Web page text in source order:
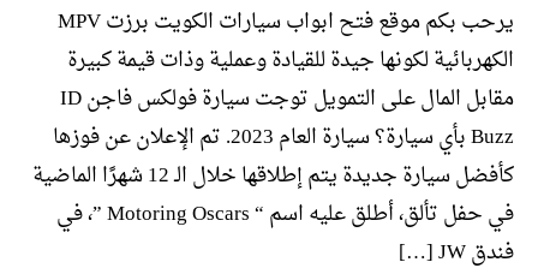
يرحب بكم موقع فتح ابواب سيارات الكويت برزت MPV
الكهربائية لكونها جيدة للقيادة وعملية وذات قيمة كبيرة
مقابل المال على التمويل توجت سيارة فولكس فاجن ID
Buzz بأي سيارة؟ سيارة العام 2023. تم الإعلان عن فوزها
كأفضل سيارة جديدة يتم إطلاقها خلال الـ 12 شهرًا الماضية
في حفل تألق، أطلق عليه اسم “ Motoring Oscars ”، في
فندق JW […]